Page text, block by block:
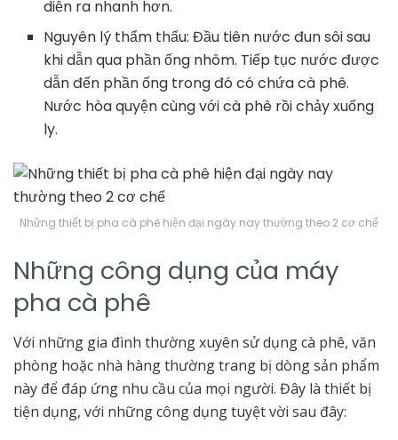
diễn ra nhanh hơn.
Nguyên lý thẩm thấu: Đầu tiên nước đun sôi sau
khi dẫn qua phần ống nhôm. Tiếp tục nước được
dẫn đến phần ống trong đó có chứa cà phê.
Nước hòa quyện cùng với cà phê rồi chảy xuống
ly.
Những thiết bị pha cà phê hiện đại ngày nay thường theo 2 cơ chế
Những công dụng của máy
pha cà phê
Với những gia đình thường xuyên sử dụng cà phê, văn
phòng hoặc nhà hàng thường trang bị dòng sản phẩm
này để đáp ứng nhu cầu của mọi người. Đây là thiết bị
tiện dụng, với những công dụng tuyệt vời sau đây: